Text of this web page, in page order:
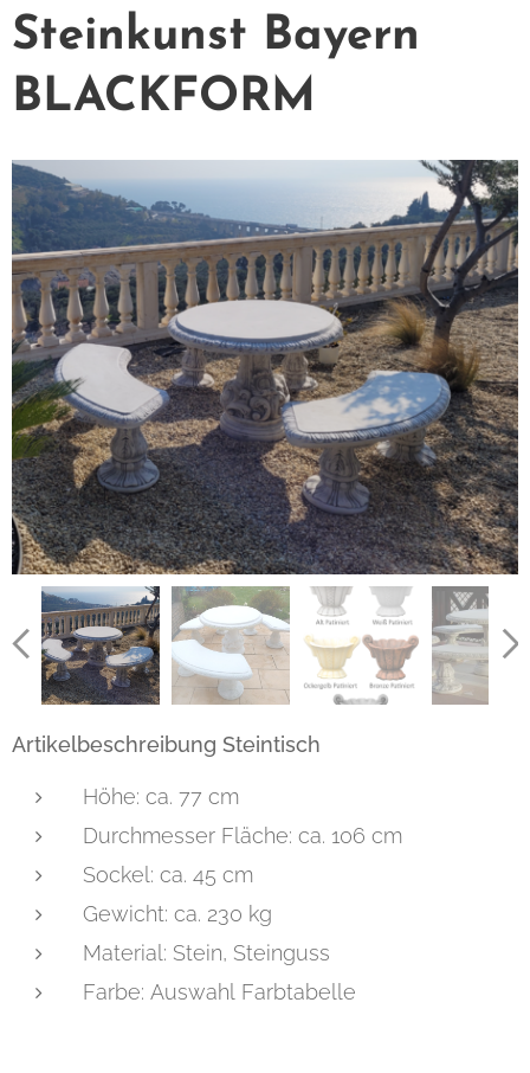
Steinkunst Bayern
BLACKFORM
Sitzgarnitur Steinmöbel
Farbe Alt Patiniert
Farbe Schwarz Weiß Patiniert
Farbe Bronze Patiniert
Farbe Bronze Patiniert
Farbe Alt Patiniert
Farbe Ockergelb Patiniert
Artikelbeschreibung Steintisch
Höhe: ca. 77 cm
Durchmesser Fläche: ca. 106 cm
Sockel: ca. 45 cm
Gewicht: ca. 230 kg
Material: Stein, Steinguss
Farbe: Auswahl Farbtabelle